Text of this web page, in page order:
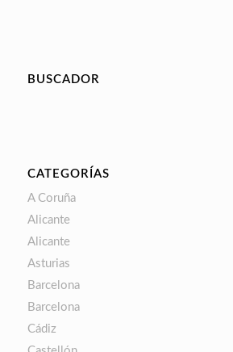
BUSCADOR
CATEGORÍAS
A Coruña
Alicante
Alicante
Asturias
Barcelona
Barcelona
Cádiz